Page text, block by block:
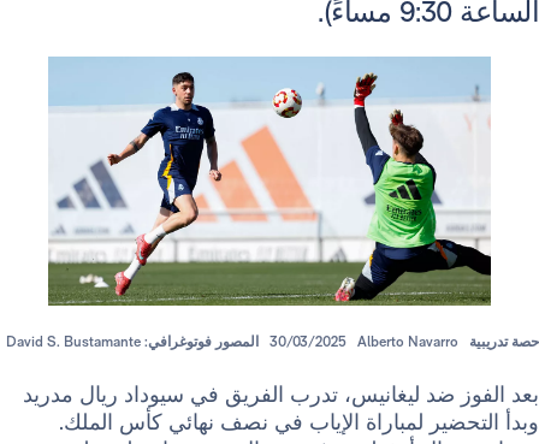
30/03/2025 Alberto المصور فوتوغرافي: David S. Bustamante
ضد ليغانيس، تدرب الفريق في سيوداد ريال مدريد
لمباراة الإياب في نصف نهائي كأس الملك.